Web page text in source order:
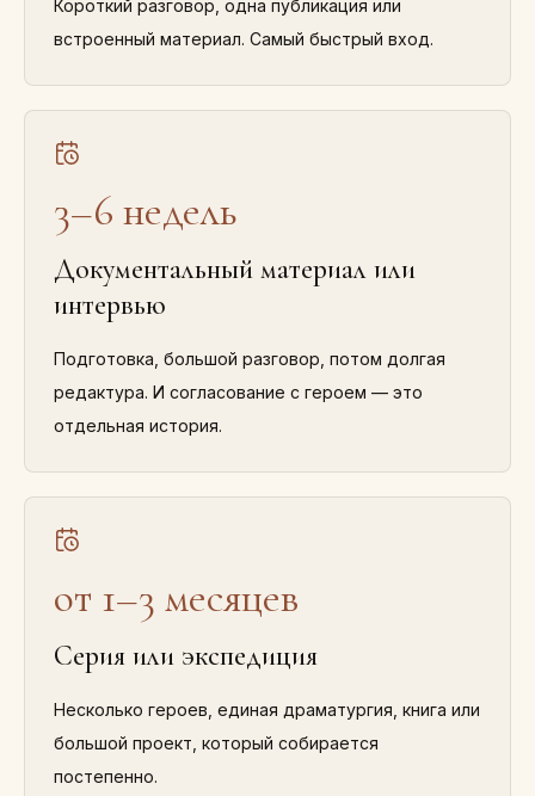
Короткий разговор, одна публикация или
встроенный материал. Самый быстрый вход.
3–6 недель
Документальный материал или
интервью
Подготовка, большой разговор, потом долгая
редактура. И согласование с героем — это
отдельная история.
от 1–3 месяцев
Серия или экспедиция
Несколько героев, единая драматургия, книга или
большой проект, который собирается
постепенно.